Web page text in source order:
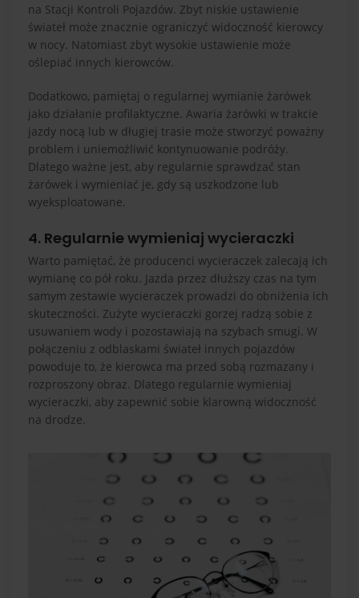
na Stacji Kontroli Pojazdów. Zbyt niskie ustawienie
świateł może znacznie ograniczyć widoczność kierowcy
w nocy. Natomiast zbyt wysokie ustawienie może
oślepiać innych kierowców.
Dodatkowo, pamiętaj o regularnej wymianie żarówek
jako działanie profilaktyczne. Awaria żarówki w trakcie
jazdy nocą lub w długiej trasie może stworzyć poważny
problem i uniemożliwić kontynuowanie podróży.
Dlatego ważne jest, aby regularnie sprawdzać stan
żarówek i wymieniać je, gdy są uszkodzone lub
wyeksploatowane.
4. Regularnie wymieniaj wycieraczki
Warto pamiętać, że producenci wycieraczek zalecają ich
wymianę co pół roku. Jazda przez dłuższy czas na tym
samym zestawie wycieraczek prowadzi do obniżenia ich
skuteczności. Zużyte wycieraczki gorzej radzą sobie z
usuwaniem wody i pozostawiają na szybach smugi. W
połączeniu z odblaskami świateł innych pojazdów
powoduje to, że kierowca ma przed sobą rozmazany i
rozproszony obraz. Dlatego regularnie wymieniaj
wycieraczki, aby zapewnić sobie klarowną widoczność
na drodze.